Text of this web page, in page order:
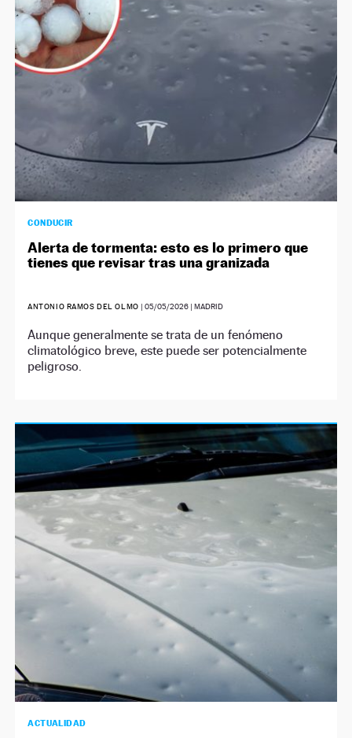
NEWSLETTER
SÍGUENOS
CONDUCIR
Alerta de tormenta: esto es lo primero que
tienes que revisar tras una granizada
ANTONIO RAMOS DEL OLMO | 05/05/2026| MADRID
Aunque generalmente se trata de un fenómeno
climatológico breve, este puede ser potencialmente
peligroso.
ACTUALIDAD